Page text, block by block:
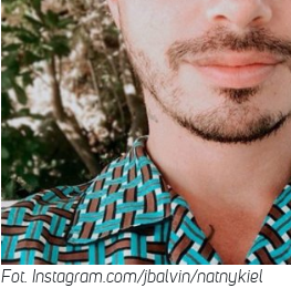
Fot. Instagram.com/jbalvin/natnykiel